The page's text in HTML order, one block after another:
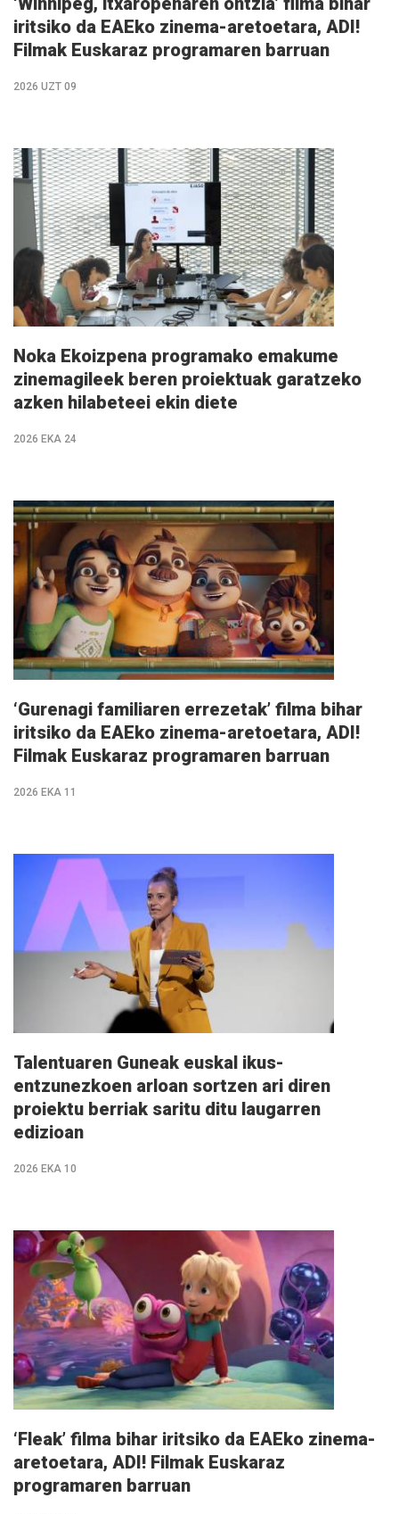
iritsiko da EAEko zinema-aretoetara, ADI!
Filmak Euskaraz programaren barruan
2026 UZT 09
Noka Ekoizpena programako emakume
zinemagileek beren proiektuak garatzeko
azken hilabeteei ekin diete
2026 EKA 24
Info
gehiago
‘Gurenagi familiaren errezetak’ filma bihar
iritsiko da EAEko zinema-aretoetara, ADI!
Filmak Euskaraz programaren barruan
2026 EKA 11
Info
gehiago
Talentuaren Guneak euskal ikus-
entzunezkoen arloan sortzen ari diren
proiektu berriak saritu ditu laugarren
edizioan
2026 EKA 10
gehiago
‘Fleak’ filma bihar iritsiko da EAEko zinema-
aretoetara, ADI! Filmak Euskaraz
programaren barruan
Info
gehiago